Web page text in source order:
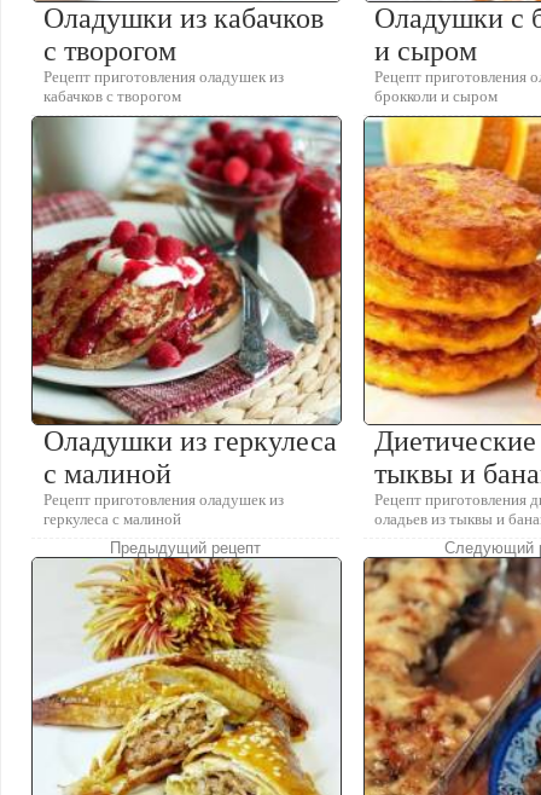
Оладушки из кабачков
с творогом
Рецепт приготовления оладушек из
кабачков с творогом
Оладушки с
и сыром
Рецепт приготовления
брокколи и сыром
Оладушки из геркулеса
с малиной
Рецепт приготовления оладушек из
геркулеса с малиной
тыквы и
Рецепт приготовления
оладьев из тыквы и
Предыдущий рецепт
Следующий